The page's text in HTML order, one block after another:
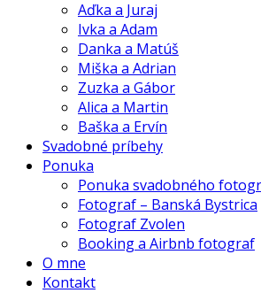
Aďka a Juraj
Ivka a Adam
Danka a Matúš
Miška a Adrian
Zuzka a Gábor
Alica a Martin
Baška a Ervín
Svadobné príbehy
Ponuka
Ponuka svadobného
Fotograf – Banská Bystrica
Fotograf Zvolen
Booking a Airbnb fotograf
O mne
Kontakt